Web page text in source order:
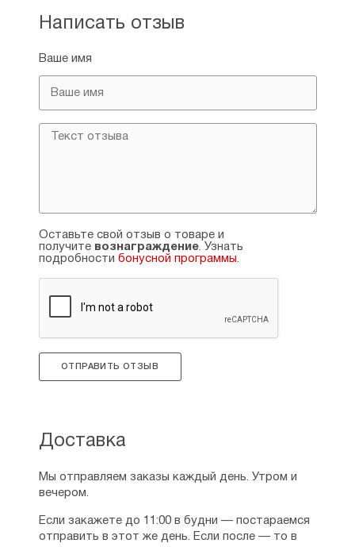
Написать отзыв
Ваше имя
Оставьте свой отзыв о товаре и
получите вознаграждение. Узнать
подробности бонусной программы.
ОТПРАВИТЬ ОТЗЫВ
Доставка
Мы отправляем заказы каждый день. Утром и
вечером.
Если закажете до 11:00 в будни — постараемся
отправить в этот же день. Если после — то в